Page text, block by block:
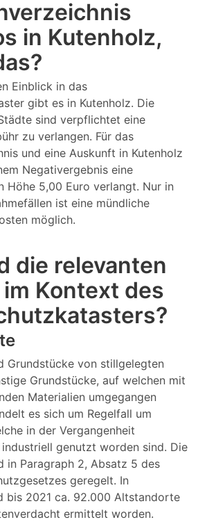
in Kutenholz,
Einblick in das
gibt es in Kutenholz. Die
sind verpflichtet eine
zu verlangen. Für das
und eine Auskunft in Kutenholz
Negativergebnis eine
Höhe 5,00 Euro verlangt. Nur in
ist eine mündliche
möglich.
die relevanten
Kontext des
Grundstücke von stillgelegten
Grundstücke, auf welchen mit
Materialien umgegangen
es sich um Regelfall um
in der Vergangenheit
genutzt worden sind. Die
in Paragraph 2, Absatz 5 des
geregelt. In
bis 2021 ca. 92.000 Altstandorte
ermittelt worden.